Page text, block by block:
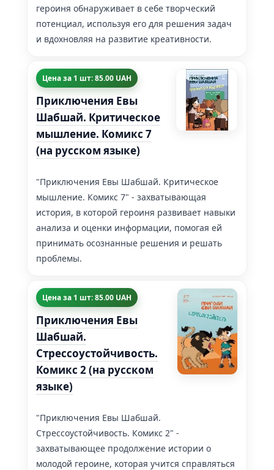
героиня обнаруживает в себе творческий
потенциал, используя его для решения задач
и вдохновляя на развитие креативности.
Цена за 1 шт: 85.00 UAH
Приключения Евы
Шабшай. Критическое
мышление. Комикс 7
(на русском языке)
"Приключения Евы Шабшай. Критическое
мышление. Комикс 7" - захватывающая
история, в которой героиня развивает навыки
анализа и оценки информации, помогая ей
принимать осознанные решения и решать
проблемы.
Цена за 1 шт: 85.00 UAH
Приключения Евы
Шабшай.
Стрессоустойчивость.
Комикс 2 (на русском
языке)
"Приключения Евы Шабшай.
Стрессоустойчивость. Комикс 2" -
захватывающее продолжение истории о
молодой героине, которая учится справляться